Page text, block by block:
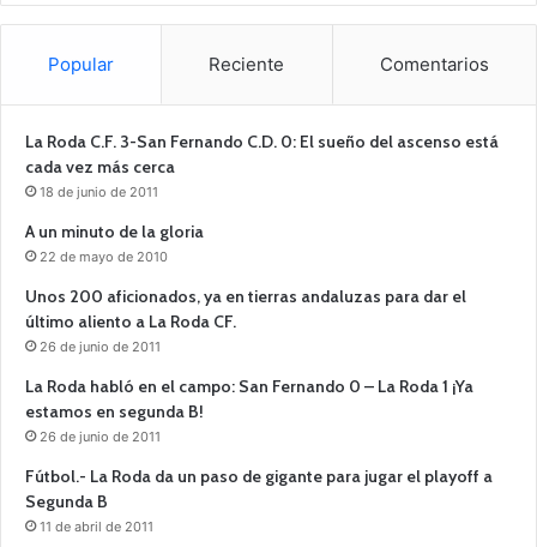
Popular Reciente Comentarios
La Roda C.F. 3-San Fernando C.D. 0: El sueño del ascenso está
cada vez más cerca
18 de junio de 2011
A un minuto de la gloria
22 de mayo de 2010
Unos 200 aficionados, ya en tierras andaluzas para dar el
último aliento a La Roda CF.
26 de junio de 2011
La Roda habló en el campo: San Fernando 0 – La Roda 1 ¡Ya
estamos en segunda B!
26 de junio de 2011
Fútbol.- La Roda da un paso de gigante para jugar el playoff a
Segunda B
11 de abril de 2011